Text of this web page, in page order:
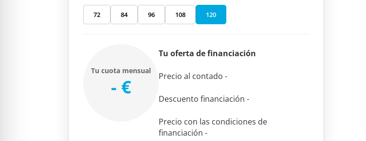
72 84 96 108 120
Tu cuota mensual
- €
Tu oferta de financiación
Precio al contado-
Descuento financiación-
Precio con las condiciones de
financiación-